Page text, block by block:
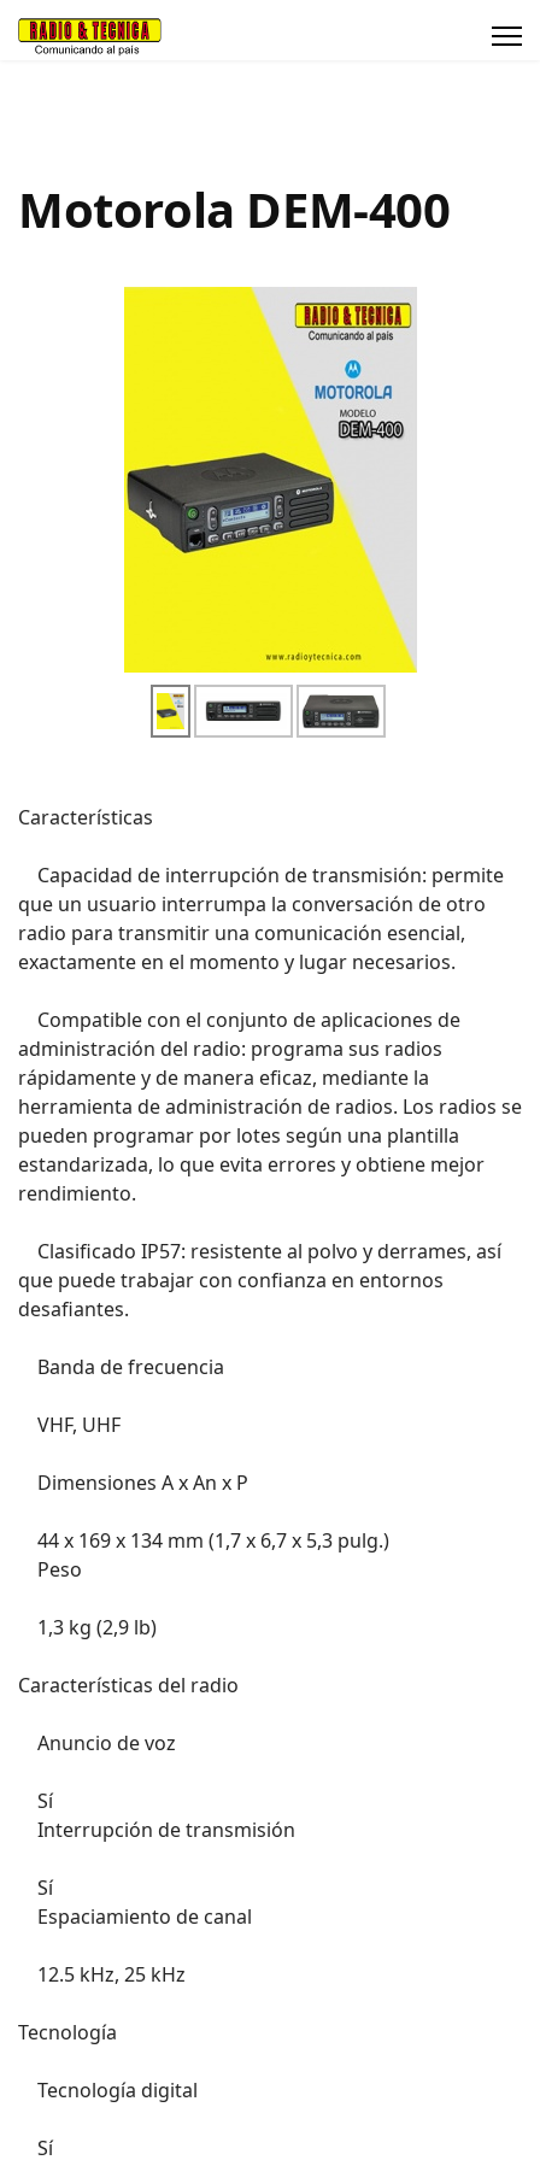
Motorola DEM-400
Características
Capacidad de interrupción de transmisión: permite
que un usuario interrumpa la conversación de otro
radio para transmitir una comunicación esencial,
exactamente en el momento y lugar necesarios.
Compatible con el conjunto de aplicaciones de
administración del radio: programa sus radios
rápidamente y de manera eficaz, mediante la
herramienta de administración de radios. Los radios se
pueden programar por lotes según una plantilla
estandarizada, lo que evita errores y obtiene mejor
rendimiento.
Clasificado IP57: resistente al polvo y derrames, así
que puede trabajar con confianza en entornos
desafiantes.
Banda de frecuencia
VHF, UHF
Dimensiones A x An x P
44 x 169 x 134 mm (1,7 x 6,7 x 5,3 pulg.)
Peso
1,3 kg (2,9 lb)
Características del radio
Anuncio de voz
Sí
Interrupción de transmisión
Sí
Espaciamiento de canal
12.5 kHz, 25 kHz
Tecnología
Tecnología digital
Sí